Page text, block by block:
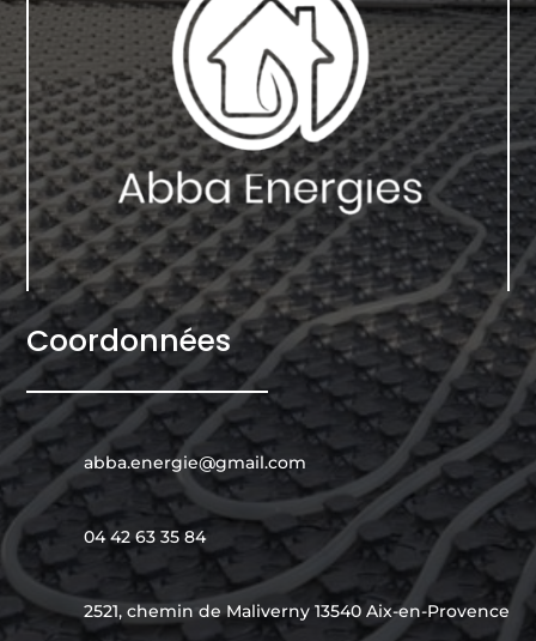
Coordonnées
abba.energie@gmail.com
04 42 63 35 84
2521, chemin de Maliverny 13540 Aix-en-Provence